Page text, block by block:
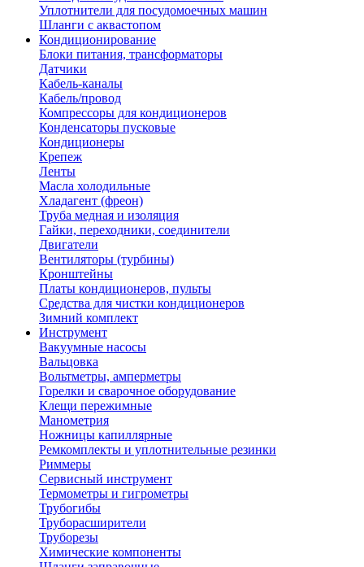
Уплотнители для посудомоечных машин
Шланги с аквастопом
Кондиционирование
Блоки питания, трансформаторы
Датчики
Кабель-каналы
Кабель/провод
Компрессоры для кондиционеров
Конденсаторы пусковые
Кондиционеры
Крепеж
Ленты
Масла холодильные
Хладагент (фреон)
Труба медная и изоляция
Гайки, переходники, соединители
Двигатели
Вентиляторы (турбины)
Кронштейны
Платы кондиционеров, пульты
Средства для чистки кондиционеров
Зимний комплект
Инструмент
Вакуумные насосы
Вальцовка
Вольтметры, амперметры
Горелки и сварочное оборудование
Клещи пережимные
Манометрия
Ножницы капиллярные
Ремкомплекты и уплотнительные резинки
Риммеры
Сервисный инструмент
Термометры и гигрометры
Трубогибы
Труборасширители
Труборезы
Химические компоненты